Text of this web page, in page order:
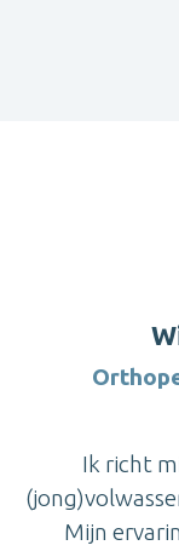
Ik richt
Mijn